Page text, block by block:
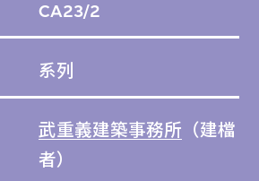
用越南常見天然建材，營造
CA23/2
系列
武重義建築事務所 （建檔
者）